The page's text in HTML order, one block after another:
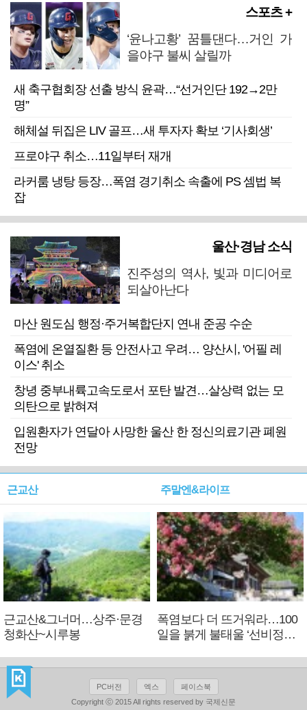
스포츠 +
‘윤나고황’ 꿈틀댄다…거인 가
을야구 불씨 살릴까
새 축구협회장 선출 방식 윤곽…“선거인단 192→2만
명”
해체설 뒤집은 LIV 골프…새 투자자 확보 ‘기사회생’
프로야구 취소…11일부터 재개
라커룸 냉탕 등장…폭염 경기취소 속출에 PS 셈법 복
잡
울산·경남 소식
진주성의 역사, 빛과 미디어로
되살아난다
마산 원도심 행정·주거복합단지 연내 준공 수순
폭염에 온열질환 등 안전사고 우려… 양산시, '어필 레
이스' 취소
창녕 중부내륙고속도로서 포탄 발견…살상력 없는 모
의탄으로 밝혀져
입원환자가 연달아 사망한 울산 한 정신의료기관 폐원
전망
근교산
근교산&그너머…상주·문경
청화산~시루봉
주말엔&라이프
폭염보다 더 뜨거워라…100
일을 붉게 불태울 ‘선비정신’
PC버전 엑스
페이스북
Copyright ⓒ 2015 All rights reserved by 국제신문